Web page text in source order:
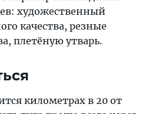
художественный
качества, резные
плетёную утварь.
километрах в 20 от